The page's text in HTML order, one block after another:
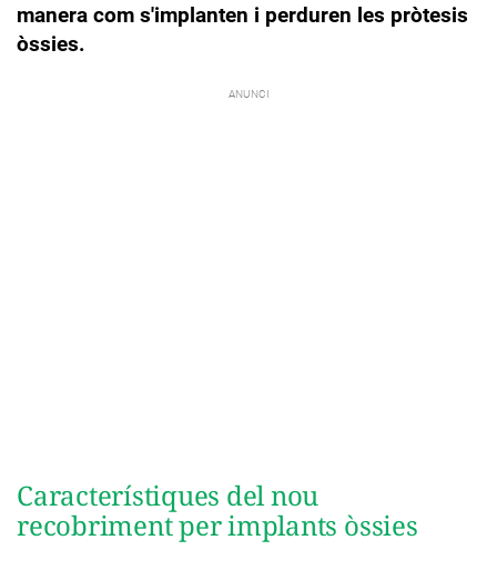
manera com s'implanten i perduren les pròtesis
òssies.
Característiques del nou
recobriment per implants òssies